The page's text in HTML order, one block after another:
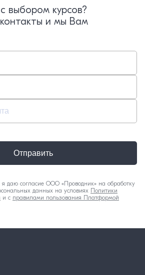
выбором курсов?
и мы Вам
даю согласие ООО «Проводник» на обработку
данных на условиях Политики
и с правилами пользования Платформой
Отправить